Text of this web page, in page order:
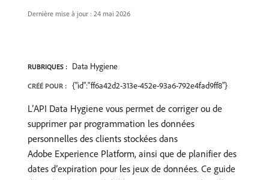
Dernière mise à jour : 24 mai 2026
RUBRIQUES : Data Hygiene
CRÉÉ POUR : {"id":"ff6a42d2-313e-452e-93a6-792e4fad9ff8"}
L’API Data Hygiene vous permet de corriger ou de
supprimer par programmation les données
personnelles des clients stockées dans
Adobe Experience Platform, ainsi que de planifier des
dates d’expiration pour les jeux de données. Ce guide